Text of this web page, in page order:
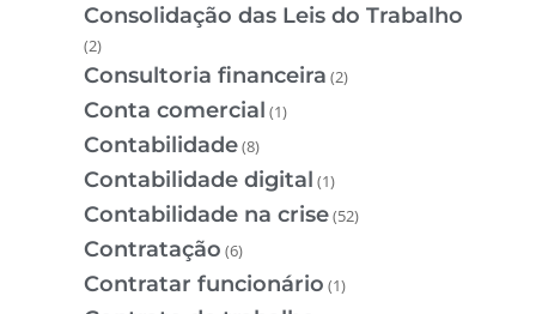
Consolidação das Leis do Trabalho
(2)
Consultoria financeira (2)
Conta comercial (1)
Contabilidade(8)
Contabilidade digital (1)
Contabilidade na crise(52)
Contratação (6)
Contratar funcionário (1)